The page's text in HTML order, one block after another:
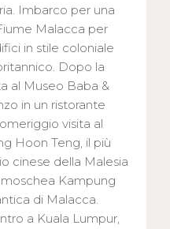
Imbarco per una
Malacca per
in stile coloniale
Dopo la
al Museo Baba &
in un ristorante
visita al
Hoon Teng, il più
cinese della Malesia
moschea Kampung
di Malacca.
a Kuala Lumpur,